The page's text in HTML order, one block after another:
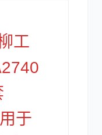
工
于